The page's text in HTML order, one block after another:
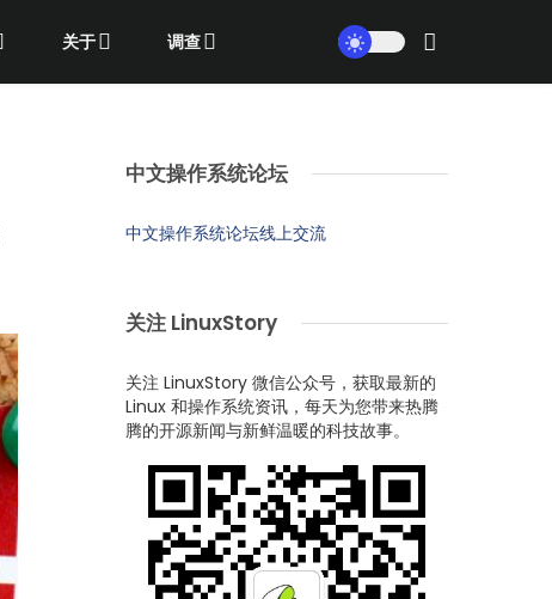
关于 调查
中文操作系统论坛
中文操作系统论坛线上交流
关注 LinuxStory
关注 LinuxStory 微信公众号，获取最新的
Linux 和操作系统资讯，每天为您带来热腾
腾的开源新闻与新鲜温暖的科技故事。